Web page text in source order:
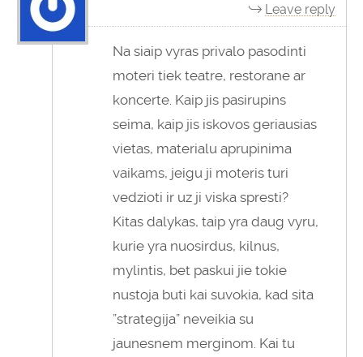
Leave reply
Na siaip vyras privalo pasodinti
moteri tiek teatre, restorane ar
koncerte. Kaip jis pasirupins
seima, kaip jis iskovos geriausias
vietas, materialu aprupinima
vaikams, jeigu ji moteris turi
vedzioti ir uz ji viska spresti?
Kitas dalykas, taip yra daug vyru,
kurie yra nuosirdus, kilnus,
mylintis, bet paskui jie tokie
nustoja buti kai suvokia, kad sita
”strategija” neveikia su
jaunesnem merginom. Kai tu